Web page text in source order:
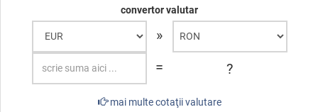
convertor valutar
»
=
?
mai multe cotaţii valutare